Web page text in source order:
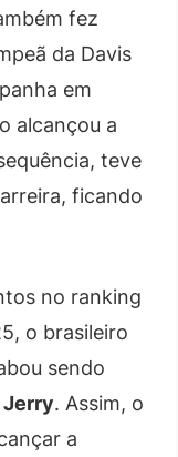
fez
da Davis
em
alcançou a
teve
ficando
no ranking
o brasileiro
sendo
Jerry. Assim, o
a